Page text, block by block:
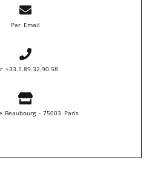
Par Email
+33.1.89.32.90.58
Beaubourg - 75003 Paris